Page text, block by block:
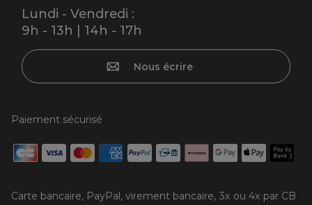
Lundi - Vendredi :
9h - 13h | 14h - 17h
Nous écrire
Paiement sécurisé
Carte bancaire, PayPal, virement bancaire, 3x ou 4x par CB